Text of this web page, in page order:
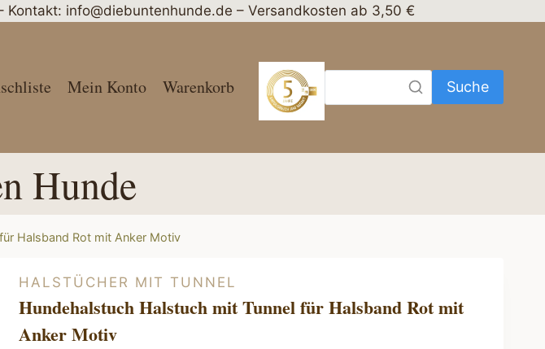
info@diebuntenhunde.de – Versandkosten ab 3,50 €
Mein Konto Warenkorb Suche
Hunde
Halsband Rot mit Anker Motiv
HALSTÜCHER MIT TUNNEL
Hundehalstuch Halstuch mit Tunnel für Halsband Rot mit
Anker Motiv